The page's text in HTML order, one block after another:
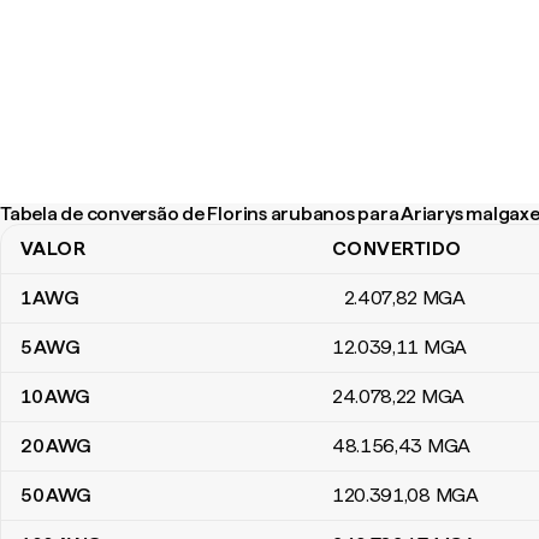
Tabela de conversão de Florins arubanos para Ariarys
Tabela de conversão de Florins arubanos para Ariarys malgaxes
VALOR CONVERTIDO
1AWG 2.407,82 MGA
5AWG 12.039,11 MGA
10AWG 24.078,22 MGA
20AWG 48.156,43 MGA
50AWG 120.391,08 MGA